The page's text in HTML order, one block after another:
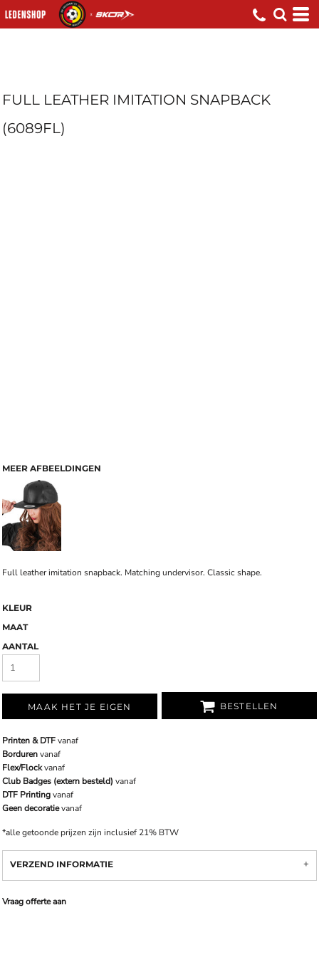
FULL LEATHER IMITATION SNAPBACK
(6089FL)
MEER AFBEELDINGEN
Full leather imitation snapback. Matching undervisor. Classic shape.
KLEUR
MAAT
AANTAL
MAAK HET JE EIGEN BESTELLEN
Printen & DTFvanaf
Bordurenvanaf
Flex/Flockvanaf
Club Badges (extern besteld) vanaf
DTF Printingvanaf
Geen decoratievanaf
*alle getoonde prijzen zijn inclusief 21% BTW
VERZEND INFORMATIE
Vraag offerte aan